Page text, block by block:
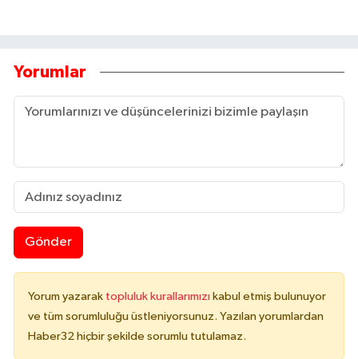
Yorumlar
Gönder
Yorum yazarak topluluk kurallarımızı kabul etmiş bulunuyor
ve tüm sorumluluğu üstleniyorsunuz. Yazılan yorumlardan
Haber32 hiçbir şekilde sorumlu tutulamaz.